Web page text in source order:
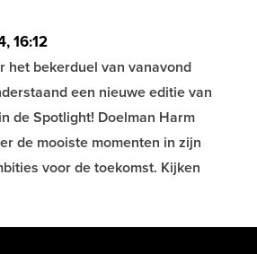
16:12
het bekerduel van vanavond
een nieuwe editie van
de Spotlight! Doelman Harm
de mooiste momenten in zijn
voor de toekomst. Kijken